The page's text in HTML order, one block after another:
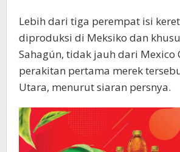
Lebih dari tiga perempat isi
diproduksi di Meksiko dan
Sahagún, tidak jauh dari Mexico
perakitan pertama merek
Utara, menurut siaran persnya.